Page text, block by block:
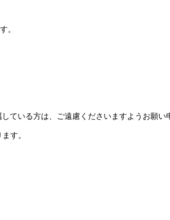
。
ている方は、ご遠慮くださいますようお願い
す。